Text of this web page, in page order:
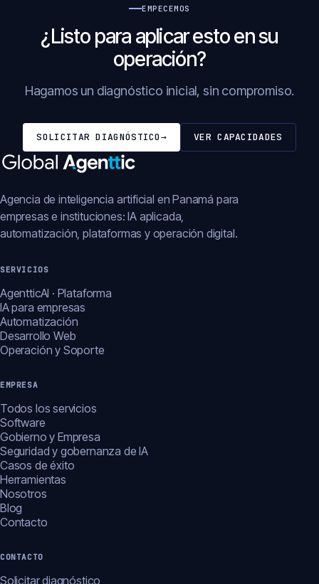
EMPECEMOS
¿Listo para aplicar esto en su
operación?
Hagamos un diagnóstico inicial, sin compromiso.
SOLICITAR DIAGNÓSTICO→ VER CAPACIDADES
Agencia de inteligencia artificial en Panamá para
empresas e instituciones: IA aplicada,
automatización, plataformas y operación digital.
SERVICIOS
AgentticAI · Plataforma
IA para empresas
Automatización
Desarrollo Web
Operación y Soporte
EMPRESA
Todos los servicios
Software
Gobierno y Empresa
Seguridad y gobernanza de IA
Casos de éxito
Herramientas
Nosotros
Blog
Contacto
CONTACTO
Solicitar diagnóstico